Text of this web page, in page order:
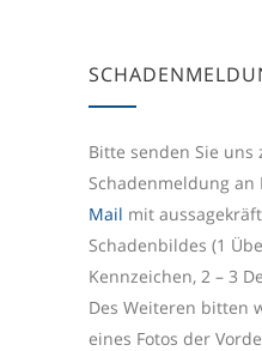
Bitte senden Sie
Schadenmeldung an
Mail mit
Schadenbildes (1
Kennzeichen, 2 – 3
Des Weiteren bitten
eines Fotos der